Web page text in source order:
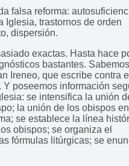
falsa reforma:
Iglesia, trastornos de orden
dispersión.
exactas. Hasta hace
bastantes.
Ireneo, que escribe contra
poseemos información
se intensifica la unión
la unión de los obispos
se establece la línea
obispos; se organiza el
fórmulas litúrgicas; se